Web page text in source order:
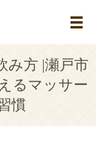
メ
み方 |瀬戸市
るマッサー
慣